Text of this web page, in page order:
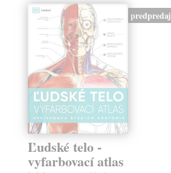
predpredaj
Ľudské telo -
vyfarbovací atlas